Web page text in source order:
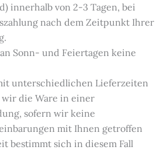
innerhalb von 2-3 Tagen, bei
nach dem Zeitpunkt Ihrer
Sonn- und Feiertagen keine
unterschiedlichen Lieferzeiten
die Ware in einer
sofern wir keine
mit Ihnen getroffen
bestimmt sich in diesem Fall